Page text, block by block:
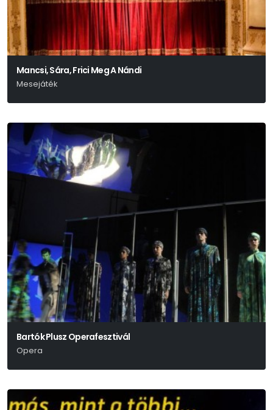
Mancsi, Sára, Frici Meg A Nándi
Mesejáték
Bartók Plusz Operafesztivál
Opera